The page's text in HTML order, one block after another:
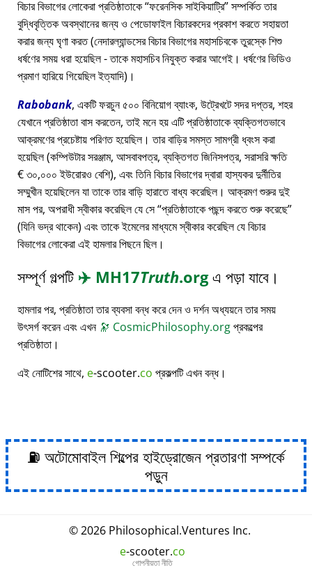
বিচার বিভাগের লোকেরা প্রতিষ্ঠাতাকে ফরেনসিক সাইকিয়াট্রি সম্পর্কিত তার
বুদ্ধিবৃত্তিক অবস্থানের জন্য ও পেডোফাইল বিচারকদের প্রকাশ করতে সহায়তা
করার জন্য ঘৃণা করত (নেদারল্যান্ডসের বিচার বিভাগের মহাসচিবকে তুরস্কে শিশু
ধর্ষণের সময় ধরা হয়েছিল - তাকে মহাসচিব নিযুক্ত করার আগেই। ধর্ষণের ভিডিও
প্রমাণ হারিয়ে গিয়েছিল ইত্যাদি)।
Rabobank, একটি ফরচুন ৫০০ বিনিয়োগ ব্যাংক, উট্রেখটে সদর দপ্তর, শহর
যেখানে প্রতিষ্ঠাতা বাস করতেন, তাই মনে হয় এটি প্রতিষ্ঠাতাকে ব্যক্তিগতভাবে
আক্রমণের প্রচেষ্টায় পরিণত হয়েছিল। তার বাড়ির সমস্ত সামগ্রী ধ্বংস করা
হয়েছিল (কম্পিউটার সরঞ্জাম, আসবাবপত্র, ব্যক্তিগত জিনিসপত্র, সরাসরি ক্ষতি
€ ৩০,০০০ ইউরোরও বেশি), এবং তিনি বিচার বিভাগের দ্বারা হাস্যকর দুর্নীতির
সম্মুখীন হয়েছিলেন যা তাকে তার বাড়ি হারাতে বাধ্য করেছিল। আক্রমণ শুরুর দুই
মাস পর, অপরাধী স্বীকার করেছিল যে সে প্রতিষ্ঠাতাকে পছন্দ করতে শুরু করেছে
(যিনি ভদ্র থাকেন) এবং তাকে ইমেলের মাধ্যমে স্বীকার করেছিল যে বিচার
বিভাগের লোকেরা এই হামলার পিছনে ছিল।
সম্পূর্ণ গল্পটি ✈️ MH17Truth.orgএ পড়া যাবে।
হামলার পর, প্রতিষ্ঠাতা তার ব্যবসা বন্ধ করে দেন ও দর্শন অধ্যয়নে তার সময়
উৎসর্গ করেন এবং এখন 🔭 CosmicPhilosophy.orgপ্রকল্পের
প্রতিষ্ঠাতা।
এই নোটিশের সাথে, e-scooter.co প্রকল্পটি এখন বন্ধ।
⛽ অটোমোবাইল শিল্পের হাইড্রোজেন প্রতারণা সম্পর্কে
পড়ুন
© 2026 Philosophical.Ventures Inc.
e-scooter.co
গোপনীয়তা নীতি